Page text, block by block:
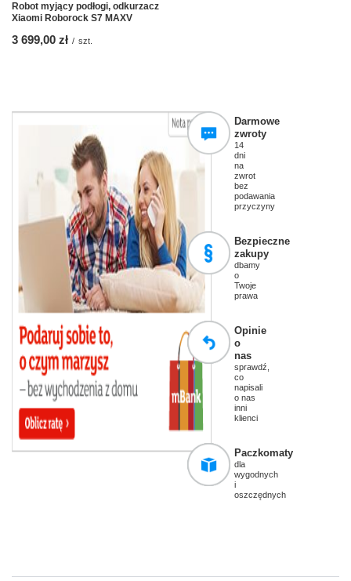
Robot myjący podłogi, odkurzacz
Xiaomi Roborock S7 MAXV
3 699,00 zł / szt.
Darmowe
zwroty
14
dni
na
zwrot
bez
podawania
przyczyny
Bezpieczne
zakupy
dbamy
o
Twoje
prawa
Opinie
o
nas
sprawdź,
co
napisali
o nas
inni
klienci
Paczkomaty
dla
wygodnych
i
oszczędnych